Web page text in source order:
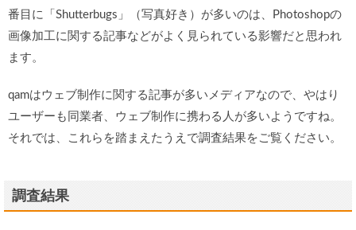
番目に「Shutterbugs」（写真好き）が多いのは、Photoshopの
画像加工に関する記事などがよく見られている影響だと思われ
ます。
qamはウェブ制作に関する記事が多いメディアなので、やはり
ユーザーも同業者、ウェブ制作に携わる人が多いようですね。
それでは、これらを踏まえたうえで調査結果をご覧ください。
調査結果